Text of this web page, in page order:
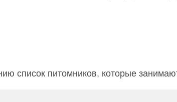
список питомников, которые